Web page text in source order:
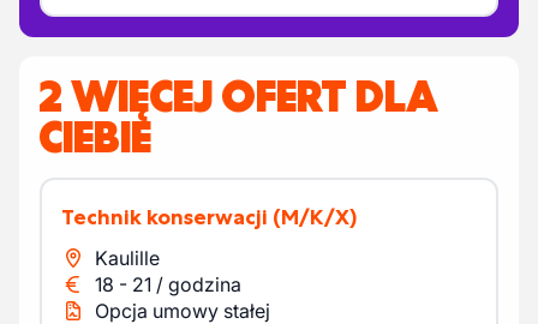
2 WIĘCEJ OFERT DLA
CIEBIE
Technik konserwacji (M/K/X)
Kaulille
18 - 21 / godzina
Opcja umowy stałej